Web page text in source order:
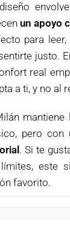
un apoyo
para
justo.
real
a ti, y no al
mantiene
pero con
. Si te
este
favorito.